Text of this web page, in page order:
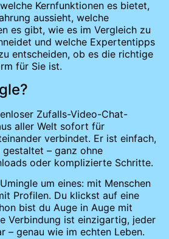
Kernfunktionen es bietet,
aussieht, welche
es gibt, wie es im Vergleich zu
und welche Expertentipps
entscheiden, ob es die richtige
für Sie ist.
Zufalls-Video-Chat-
aller Welt sofort für
verbindet. Er ist einfach,
– ganz ohne
oder komplizierte Schritte.
um eines: mit Menschen
Profilen. Du klickst auf eine
bist du Auge in Auge mit
Verbindung ist einzigartig, jeder
– genau wie im echten Leben.